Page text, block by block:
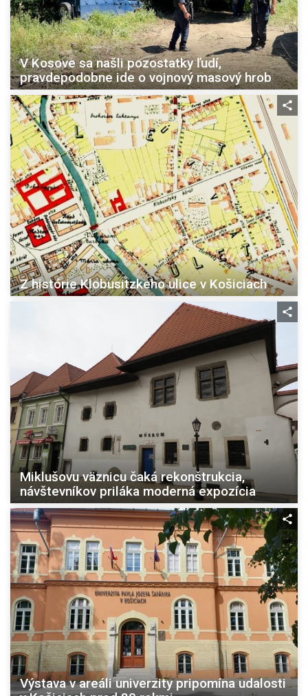
V Kosove sa našli pozostatky ľudí,
pravdepodobne ide o vojnový masový hrob
Z histórie Klobusitzkeho ulice v Košiciach
Miklušovu väznicu čaká rekonštrukcia,
návštevníkov priláka moderná expozícia
Výstava v areáli univerzity pripomína udalosti